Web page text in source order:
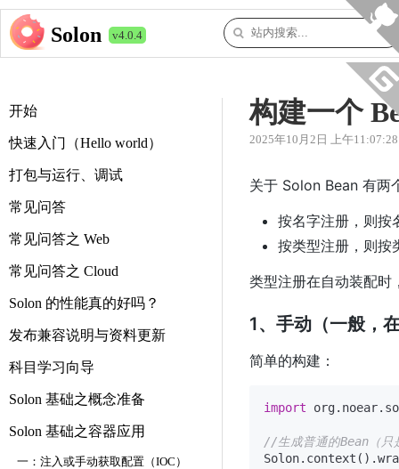
Solon v4.0.4
开始
快速入门（Hello world）
打包与运行、调试
常见问答
常见问答之 Web
常见问答之 Cloud
Solon 的性能真的好吗？
发布兼容说明与资料更新
科目学习向导
Solon 基础之概念准备
Solon 基础之容器应用
一：注入或手动获取配置（IOC）
构建一个
2025年10月2日 上午11:07:28
关于 Solon Bean 有两
按名字注册，则按
按类型注册，则按
类型注册在自动装配时
1、手动（一般，
简单的构建：
import
//生成普通的Bean（只